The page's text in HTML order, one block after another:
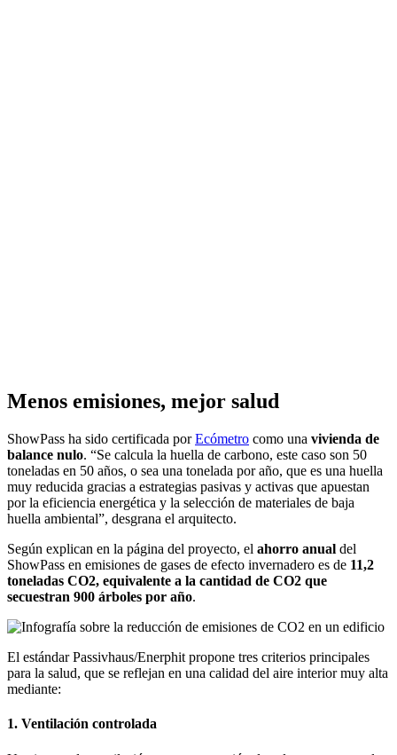
Menos emisiones, mejor salud
ShowPass ha sido certificada porEcómetro como una vivienda de
balance nulo. “Se calcula la huella de carbono, este caso son 50
toneladas en 50 años, o sea una tonelada por año, que es una huella
muy reducida gracias a estrategias pasivas y activas que apuestan
por la eficiencia energética y la selección de materiales de baja
huella ambiental”, desgrana el arquitecto.
Según explican en la página del proyecto, el ahorro anual del
ShowPass en emisiones de gases de efecto invernadero es de 11,2
toneladas CO2, equivalente a la cantidad de CO2 que
secuestran 900 árboles por año.
El estándar Passivhaus/Enerphit propone tres criterios principales
para la salud, que se reflejan en una calidad del aire interior muy alta
mediante:
1. Ventilación controlada